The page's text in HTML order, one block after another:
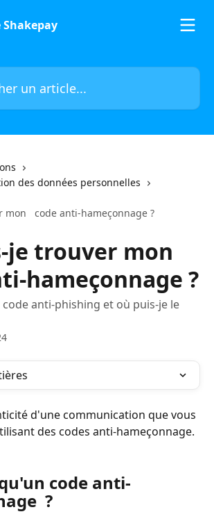
des données personnelles
mon code anti-hameçonnage ?
je trouver mon
hameçonnage ?
anti-phishing et où puis-je le
d'une communication que vous
des codes anti-hameçonnage.
code anti-
?